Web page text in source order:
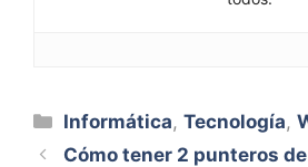
Categorías
Informática,Tecnología,
Cómo tener 2 punteros